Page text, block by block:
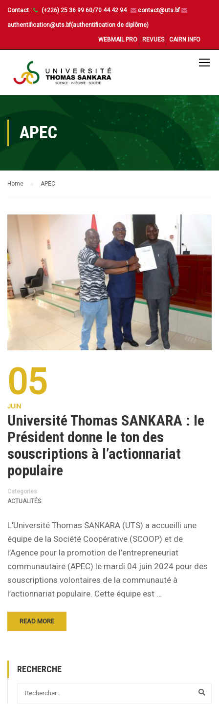
Contact : (+226) 25 36 99 60/70 44 42 94 contact@uts.bf
authentification@uts.bf(authentification de diplôme)
WEBMAIL PRO REVUES CAIRN.INFO
APEC
Home APEC
05
JUIN
Université Thomas SANKARA : le
Président donne le ton des
souscriptions à l’actionnariat
populaire
Categories
ACTUALITÉS
L’Université Thomas SANKARA (UTS) a accueilli une
équipe de la Société Coopérative (SCOOP) et de
l’Agence pour la promotion de l’entrepreneuriat
communautaire (APEC) le mardi 04 juin 2024 pour des
souscriptions volontaires de la communauté à
l’actionnariat populaire. Cette équipe est …
READ MORE
RECHERCHE